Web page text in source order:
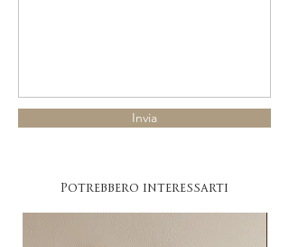
Invia
Potrebbero interessarti